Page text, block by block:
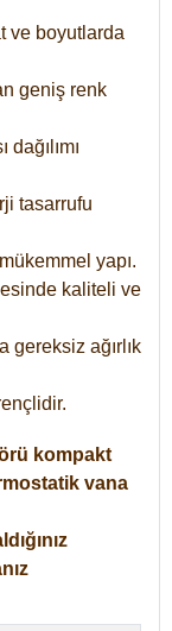
ve boyutlarda
geniş renk
tasarrufu
yapı.
kaliteli ve
gereksiz ağırlık
kompakt
vana